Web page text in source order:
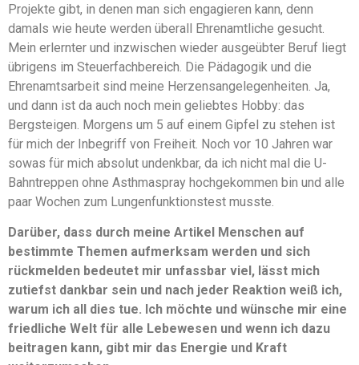
Projekte gibt, in denen man sich engagieren kann, denn
damals wie heute werden überall Ehrenamtliche gesucht.
Mein erlernter und inzwischen wieder ausgeübter Beruf liegt
übrigens im Steuerfachbereich. Die Pädagogik und die
Ehrenamtsarbeit sind meine Herzensangelegenheiten. Ja,
und dann ist da auch noch mein geliebtes Hobby: das
Bergsteigen. Morgens um 5 auf einem Gipfel zu stehen ist
für mich der Inbegriff von Freiheit. Noch vor 10 Jahren war
sowas für mich absolut undenkbar, da ich nicht mal die U-
Bahntreppen ohne Asthmaspray hochgekommen bin und alle
paar Wochen zum Lungenfunktionstest musste.
Darüber, dass durch meine Artikel Menschen auf
bestimmte Themen aufmerksam werden und sich
rückmelden bedeutet mir unfassbar viel, lässt mich
zutiefst dankbar sein und nach jeder Reaktion weiß ich,
warum ich all dies tue. Ich möchte und wünsche mir eine
friedliche Welt für alle Lebewesen und wenn ich dazu
beitragen kann, gibt mir das Energie und Kraft